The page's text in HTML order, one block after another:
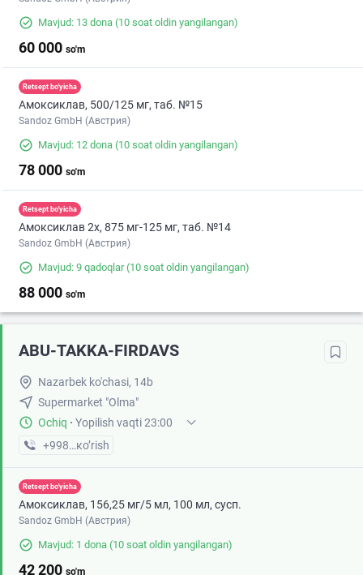
Mavjud: 13 dona (10 soat oldin yangilangan)
60 000 so'm
Retsept bo'yicha
Амоксиклав, 500/125 мг, таб. №15
Sandoz GmbH (Австрия)
Mavjud: 12 dona (10 soat oldin yangilangan)
78 000 so'm
Retsept bo'yicha
Амоксиклав 2х, 875 мг-125 мг, таб. №14
Sandoz GmbH (Австрия)
Mavjud: 9 qadoqlar(10 soat oldin yangilangan)
88 000 so'm
ABU-TAKKA-FIRDAVS
Nazarbek ko'chasi, 14b
Supermarket "Olma"
Ochiq · Yopilish vaqti 23:00
+998 (99) XXX-XX-XX
кo’rish
Retsept bo'yicha
Амоксиклав, 156,25 мг/5 мл, 100 мл, сусп.
Sandoz GmbH (Австрия)
Mavjud: 1 dona (10 soat oldin yangilangan)
42 200 so'm